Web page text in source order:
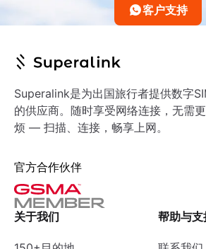
客户支持
Superalink是为出国旅行者提供数字
的供应商。随时享受网络连接，无需
烦 — 扫描、连接，畅享上网。
官方合作伙伴
关于我们 帮助与支